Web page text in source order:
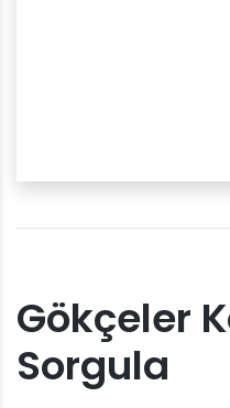
Gökçeler
Sorgula